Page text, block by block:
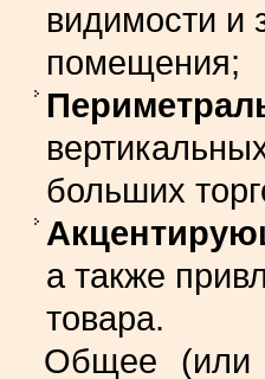
видимости и
помещения;
больших
а также
товара.
Общее (или